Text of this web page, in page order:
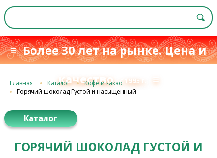
≡ Более 30 лет на рынке. Цена и
качествос 1993 г. ≡
Главная Каталог
Кофе и какао
Горячий шоколад Густой и насыщенный
Каталог
ГОРЯЧИЙ ШОКОЛАД ГУСТОЙ И